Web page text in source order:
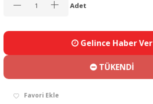
Adet
Gelince Haber Ver
TÜKENDİ
Favori Ekle